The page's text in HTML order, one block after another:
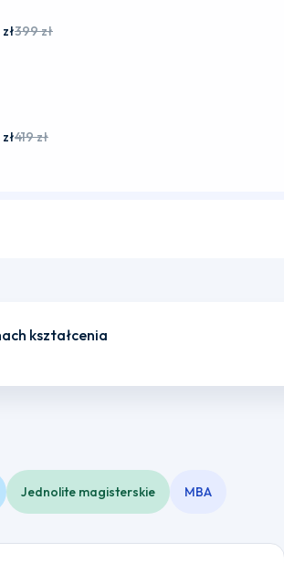
399 zł
419 zł
kształcenia
Jednolite magisterskie MBA